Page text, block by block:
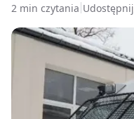
2 min czytania Udostępnij